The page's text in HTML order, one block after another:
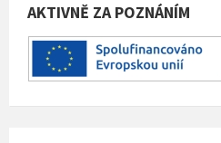
AKTIVNĚ ZA POZNÁNÍM